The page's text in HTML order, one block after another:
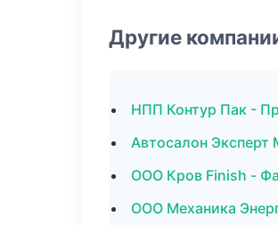
Другие
НПП Контур Пак -
Автосалон Эксперт
ООО Кров Finish -
ООО Механика